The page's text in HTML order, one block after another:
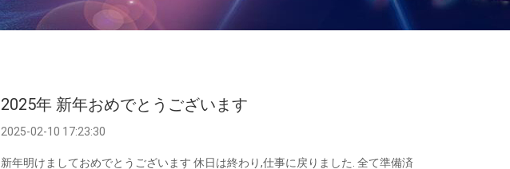
2025年 新年おめでとうございます
2025-02-10 17:23:30
新年明けましておめでとうございます 休日は終わり,仕事に戻りました. 全て準備済